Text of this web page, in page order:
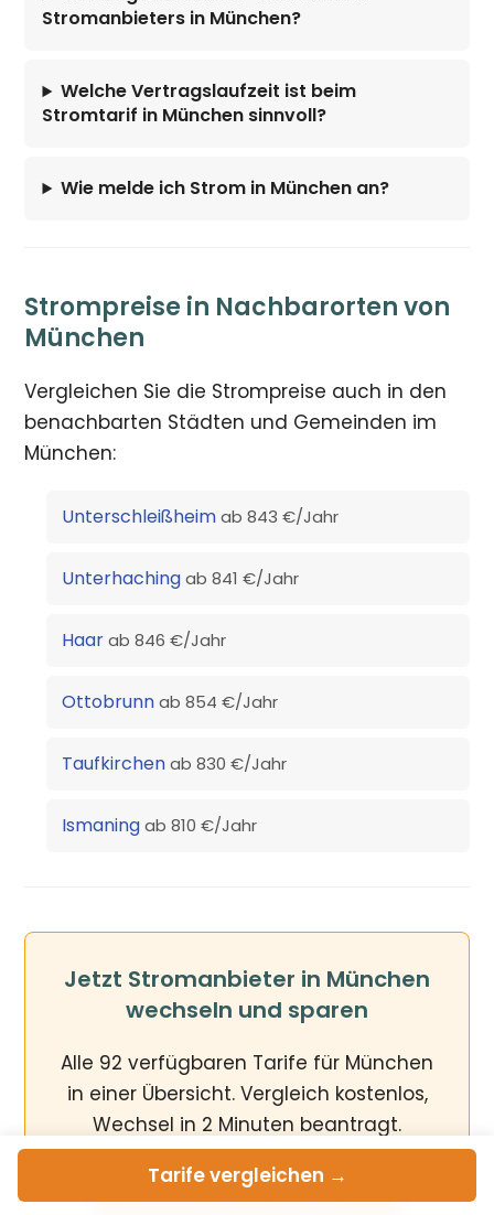
Stromanbieters in München?
Welche Vertragslaufzeit ist beim
Stromtarif in München sinnvoll?
Wie melde ich Strom in München an?
Strompreise in Nachbarorten von
München
Vergleichen Sie die Strompreise auch in den
benachbarten Städten und Gemeinden im
München:
Unterschleißheim ab 843 €/Jahr
Unterhaching ab 841 €/Jahr
Haar ab 846 €/Jahr
Ottobrunn ab 854 €/Jahr
Taufkirchen ab 830 €/Jahr
Ismaning ab 810 €/Jahr
Jetzt Stromanbieter in München
wechseln und sparen
Alle 92 verfügbaren Tarife für München
in einer Übersicht. Vergleich kostenlos,
Wechsel in 2 Minuten beantragt.
Stromrechner
Tarifevergleichen →